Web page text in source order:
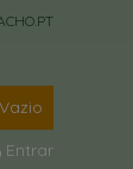
Vazio
Entrar